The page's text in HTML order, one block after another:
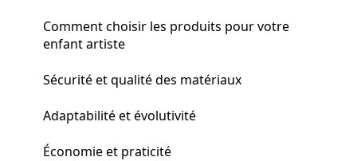
Comment choisir les produits pour votre
enfant artiste
Sécurité et qualité des matériaux
Adaptabilité et évolutivité
Économie et praticité